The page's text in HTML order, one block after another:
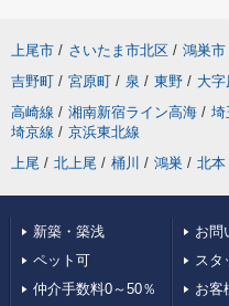
上尾市 / さいたま市北区 / 鴻巣市
吉野町 / 宮原町 / 泉 / 東野 / 大
高崎線 / 湘南新宿ライン高海 / 埼
埼京線 / 京浜東北線
上尾 / 北上尾 / 桶川 / 鴻巣 / 北本
新築・築浅
ペット可
仲介手数料0～50％
お問
スタ
お客